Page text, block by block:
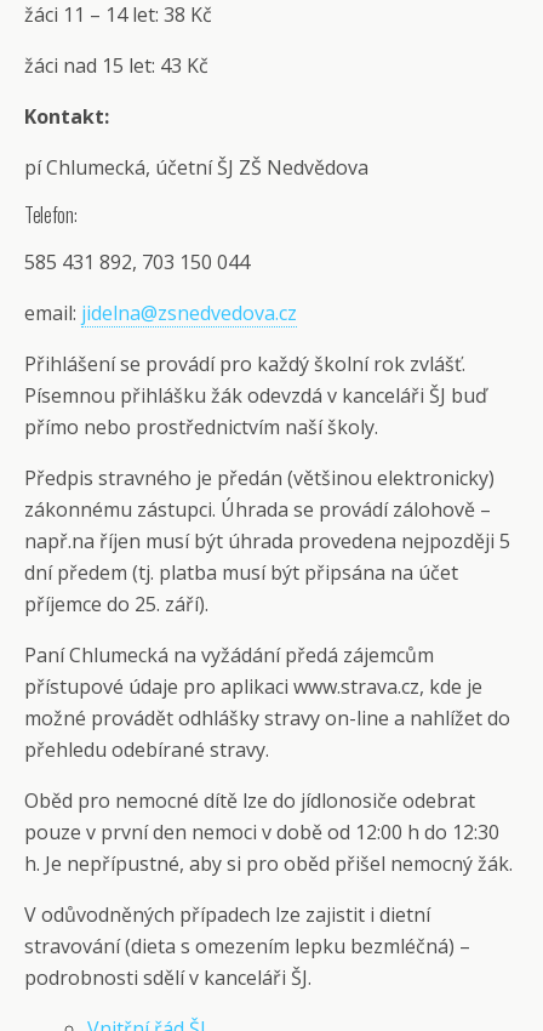
žáci 11 – 14 let: 38 Kč
žáci nad 15 let: 43 Kč
Kontakt:
pí Chlumecká, účetní ŠJ ZŠ Nedvědova
Telefon:
585 431 892, 703 150 044
email: jidelna@zsnedvedova.cz
Přihlášení se provádí pro každý školní rok zvlášť.
Písemnou přihlášku žák odevzdá v kanceláři ŠJ buď
přímo nebo prostřednictvím naší školy.
Předpis stravného je předán (většinou elektronicky)
zákonnému zástupci. Úhrada se provádí zálohově –
např.na říjen musí být úhrada provedena nejpozději 5
dní předem (tj. platba musí být připsána na účet
příjemce do 25. září).
Paní Chlumecká na vyžádání předá zájemcům
přístupové údaje pro aplikaci www.strava.cz, kde je
možné provádět odhlášky stravy on-line a nahlížet do
přehledu odebírané stravy.
Oběd pro nemocné dítě lze do jídlonosiče odebrat
pouze v první den nemoci v době od 12:00 h do 12:30
h. Je nepřípustné, aby si pro oběd přišel nemocný žák.
V odůvodněných případech lze zajistit i dietní
stravování (dieta s omezením lepku bezmléčná) –
podrobnosti sdělí v kanceláři ŠJ.